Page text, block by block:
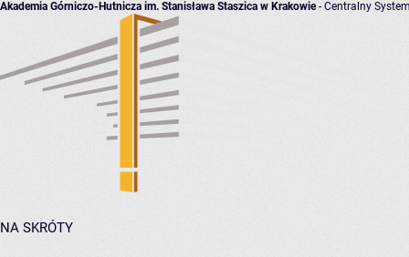
Akademia Górniczo-Hutnicza im. Stanisława Staszica w Krakowie- Centralny
NA SKRÓTY